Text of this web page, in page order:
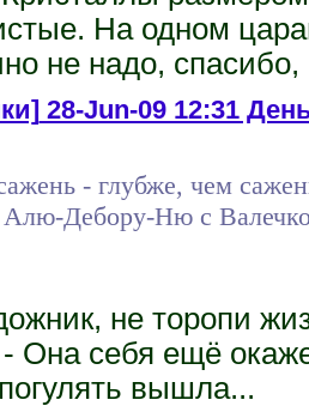
На одном
не надо, спасибо,
28-Jun-09 12:31
- глубже, чем
Алю-Дебору-Ню с
не торопи
Она себя ещё
вышла...